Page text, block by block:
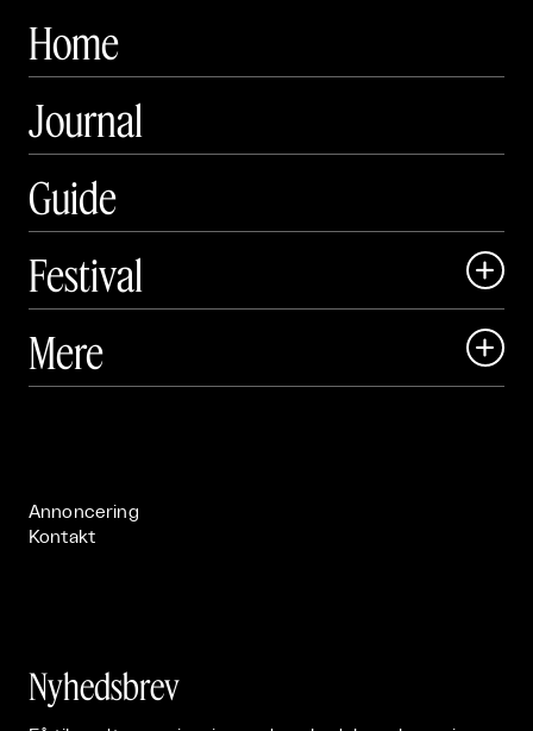
Home
Journal
Guide
Festival

 Art Matter Festival
Mere 
Annoncering
Kontakt
Nyhedsbrev